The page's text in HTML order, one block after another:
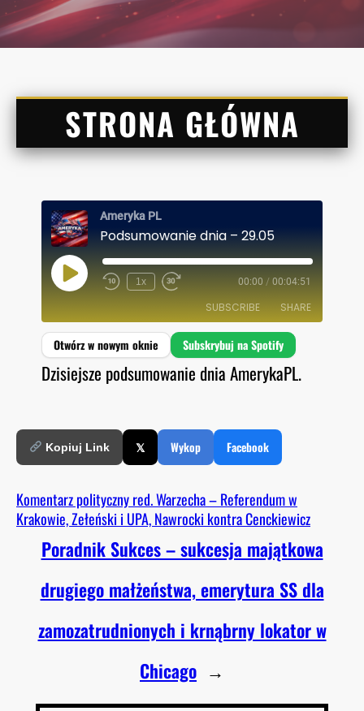
STRONA GŁÓWNA
Ameryka PL
Podsumowanie dnia – 29.05
P
L
P
I
O
1x 00:00 / 00:04:51
SUBSCRIBE SHARE
Spotify
RSS FEED
SHARE
Dzisiejsze podsumowanie dnia AmerykaPL.
Kopiuj Link 𝕏 Wykop Facebook
Komentarz polityczny red. Warzecha – Referendum w
Krakowie, Zełeński i UPA, Nawrocki kontra Cenckiewicz
Poradnik Sukces – sukcesja majątkowa
drugiego małżeństwa, emerytura SS dla
zamozatrudnionych i krnąbrny lokator w
Chicago →